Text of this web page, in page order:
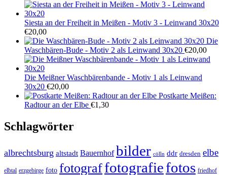
Siesta an der Freiheit in Meißen - Motiv 3 - Leinwand 30x20
€20,00
Die
Waschbären-Bude - Motiv 2 als Leinwand 30x20 €20,00
Die Meißner Waschbärenbande - Motiv 1 als Leinwand
30x20 €20,00
Postkarte Meißen:
Radtour an der Elbe €1,30
Schlagwörter
albrechtsburg altstadt Bauernhof bilder cölln ddr dresden elbe
elbtal erzgebirge foto fotograffotografiefotos friedhof